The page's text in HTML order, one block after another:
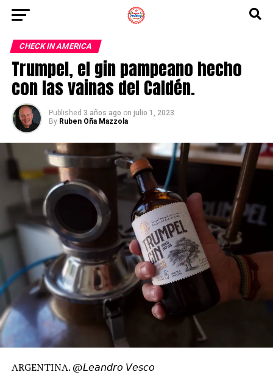
CHECK IN AMERICA
Trumpel, el gin pampeano hecho
con las vainas del Caldén.
Published 3 años ago on julio 1, 2023
By Ruben Oña Mazzola
ARGENTINA. @𝘓𝘦𝘢𝘯𝘥𝘳𝘰 𝘝𝘦𝘴𝘤𝘰